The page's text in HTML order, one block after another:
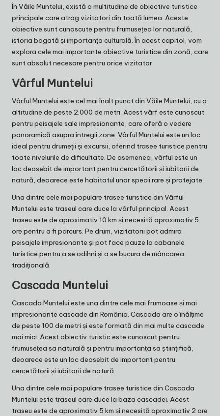
În Văile Muntelui, există o multitudine de obiective turistice
principale care atrag vizitatori din toată lumea. Aceste
obiective sunt cunoscute pentru frumusețea lor naturală,
istoria bogată și importanța culturală. În acest capitol, vom
explora cele mai importante obiective turistice din zonă, care
sunt absolut necesare pentru orice vizitator.
Vârful Muntelui
Vârful Muntelui este cel mai înalt punct din Văile Muntelui, cu o
altitudine de peste 2.000 de metri. Acest vârf este cunoscut
pentru peisajele sale impresionante, care oferă o vedere
panoramică asupra întregii zone. Vârful Muntelui este un loc
ideal pentru drumeții și excursii, oferind trasee turistice pentru
toate nivelurile de dificultate. De asemenea, vârful este un
loc deosebit de important pentru cercetătorii și iubitorii de
natură, deoarece este habitatul unor specii rare și protejate.
Una dintre cele mai populare trasee turistice din Vârful
Muntelui este traseul care duce la vârful principal. Acest
traseu este de aproximativ 10 km și necesită aproximativ 5
ore pentru a fi parcurs. Pe drum, vizitatorii pot admira
peisajele impresionante și pot face pauze la cabanele
turistice pentru a se odihni și a se bucura de mâncarea
tradițională.
Cascada Muntelui
Cascada Muntelui este una dintre cele mai frumoase și mai
impresionante cascade din România. Cascada are o înălțime
de peste 100 de metri și este formată din mai multe cascade
mai mici. Acest obiectiv turistic este cunoscut pentru
frumusețea sa naturală și pentru importanța sa științifică,
deoarece este un loc deosebit de important pentru
cercetătorii și iubitorii de natură.
Una dintre cele mai populare trasee turistice din Cascada
Muntelui este traseul care duce la baza cascadei. Acest
traseu este de aproximativ 5 km și necesită aproximativ 2 ore